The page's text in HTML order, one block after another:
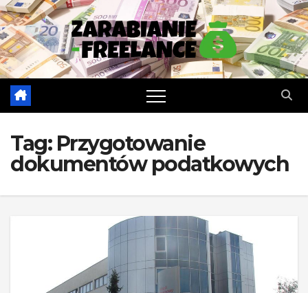
Skip
to
content
Tag: Przygotowanie
dokumentów podatkowych